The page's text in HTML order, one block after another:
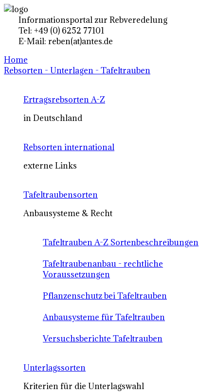
Informationsportal zur Rebveredelung
Tel: +49 (0) 6252 77101
E-Mail: reben(at)antes.de
Home
Rebsorten - Unterlagen - Tafeltrauben
Ertragsrebsorten A-Z
in Deutschland
Rebsorten international
externe Links
Tafeltraubensorten
Anbausysteme & Recht
Tafeltrauben A-Z Sortenbeschreibungen
Tafeltraubenanbau - rechtliche
Voraussetzungen
Pflanzenschutz bei Tafeltrauben
Anbausysteme für Tafeltrauben
Versuchsberichte Tafeltrauben
Unterlagssorten
Kriterien für die Unterlagswahl